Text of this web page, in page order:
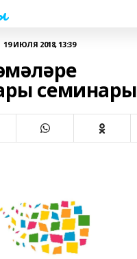
19 ИЮЛЯ 2018, 13:39
семинары